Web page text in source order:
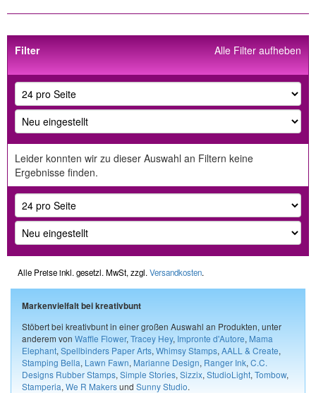
Alle Filter aufheben
Filter
Leider konnten wir zu dieser Auswahl an Filtern keine
Ergebnisse finden.
Alle Preise inkl. gesetzl. MwSt, zzgl. Versandkosten.
Markenvielfalt bei kreativbunt
Stöbert bei kreativbunt in einer großen Auswahl an Produkten, unter
anderem von Waffle Flower, Tracey Hey, Impronte d'Autore, Mama
Elephant, Spellbinders Paper Arts, Whimsy Stamps, AALL & Create,
Stamping Bella, Lawn Fawn, Marianne Design, Ranger Ink, C.C.
Designs Rubber Stamps, Simple Stories, Sizzix, StudioLight, Tombow,
Stamperia, We R Makersund Sunny Studio.